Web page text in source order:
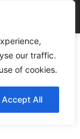
our traffic.
of cookies.
Accept All
και τι θέση
χώρα